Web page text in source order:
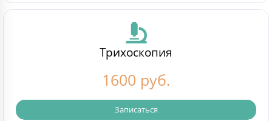
Трихоскопия
1600 руб.
Записаться